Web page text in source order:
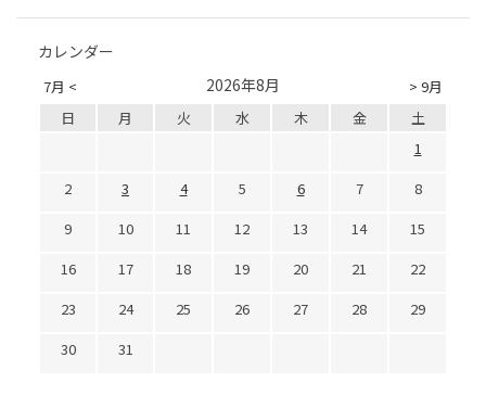
カレンダー
7月 < > 9月
2026年8月
日 月 火 水 木 金
土
1
2
3 4 5 6 7
8
9
10 11 12 13 14
15
16
17 18 19 20 21
22
23
24 25 26 27 28
29
30
31